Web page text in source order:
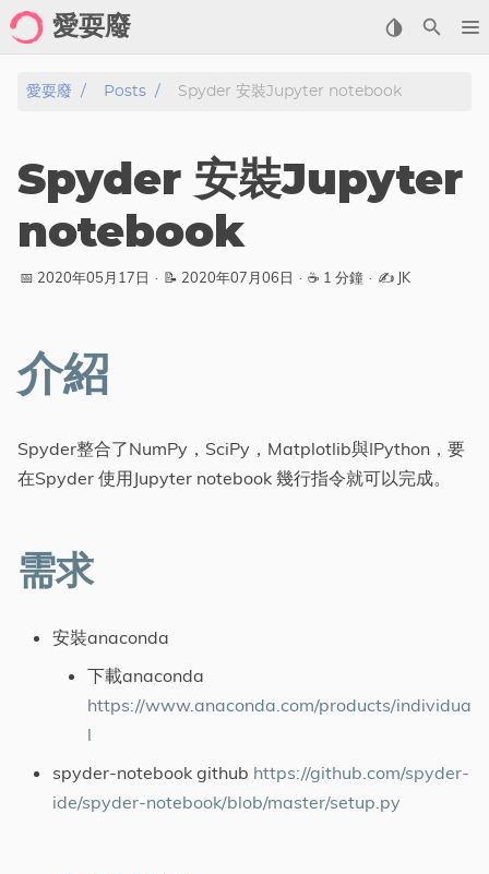
愛耍廢
Home
Posts
Archive
Photo
分類
標籤
分類
愛耍廢 Posts Spyder 安裝Jupyter notebook
Spyder 安裝Jupyter
notebook
📅 2020年05月17日 · 📝 2020年07月06日 · ☕ 1 分鐘 · ✍️ JK
介紹
Spyder整合了NumPy，SciPy，Matplotlib與IPython，要
在Spyder 使用Jupyter notebook 幾行指令就可以完成。
需求
安裝anaconda
下載anaconda
https://www.anaconda.com/products/individua
l
spyder-notebook github https://github.com/spyder-
ide/spyder-notebook/blob/master/setup.py